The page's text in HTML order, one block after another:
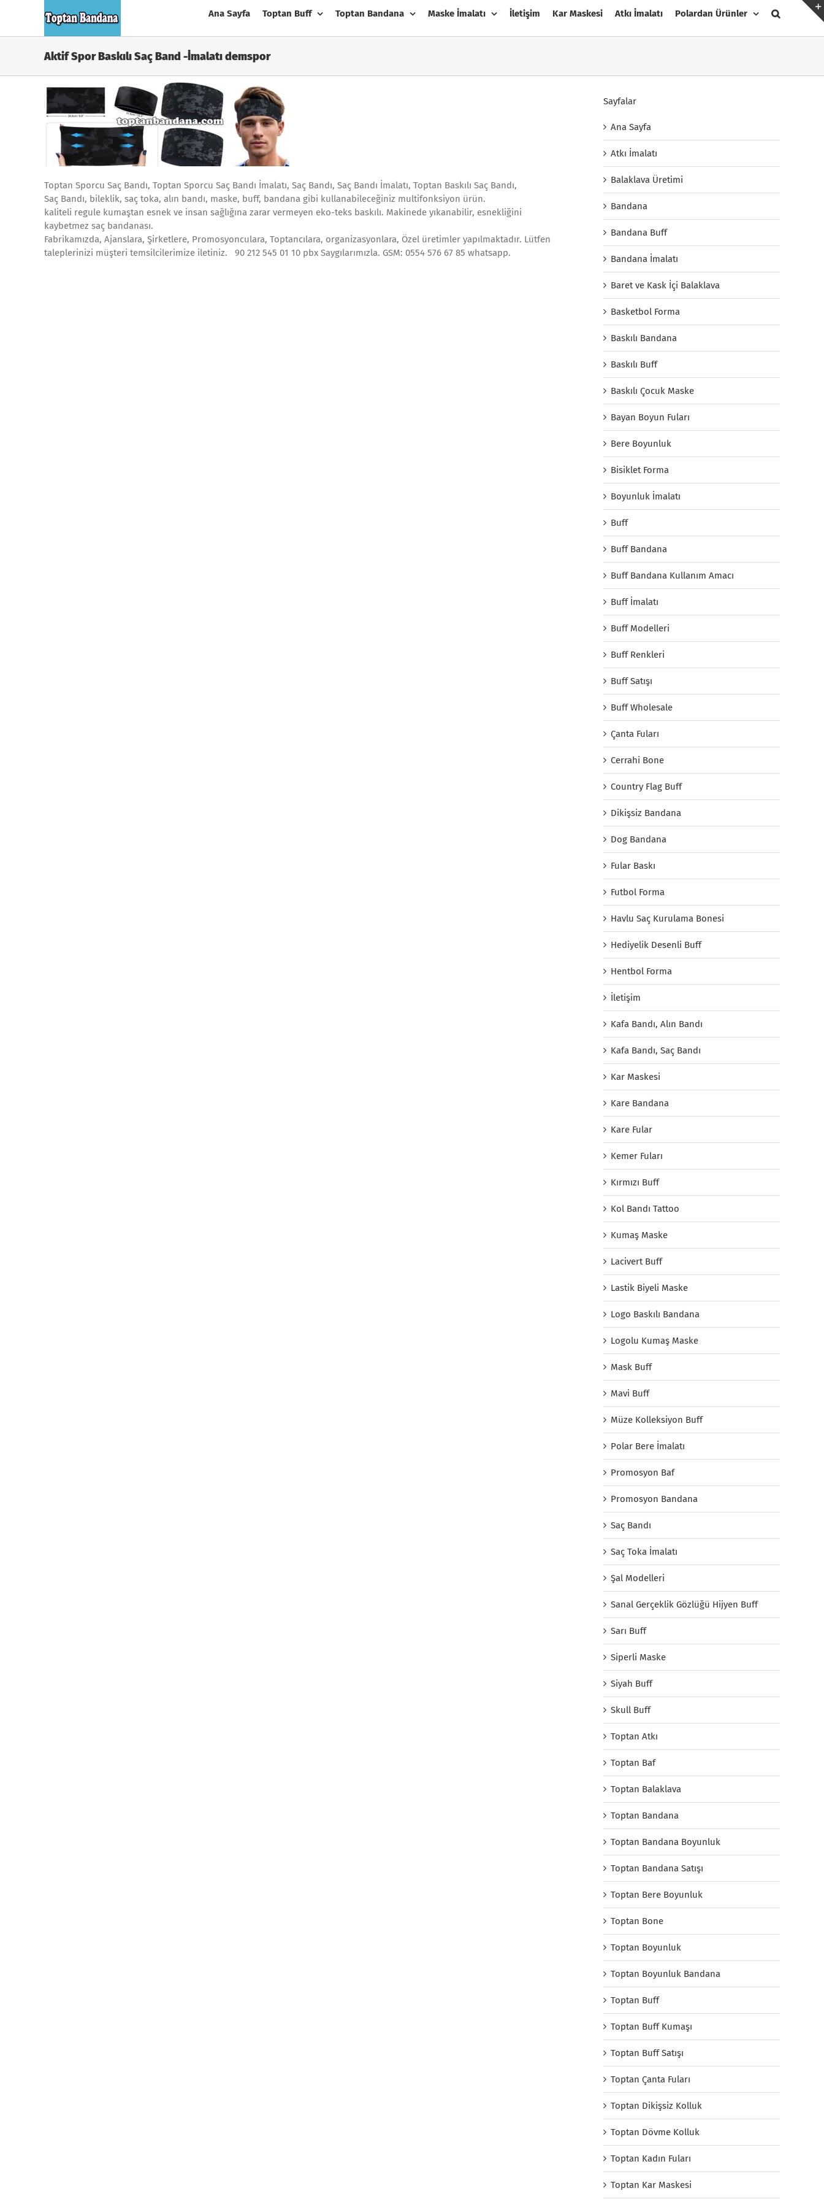
Ana Sayfa Toptan Buff Toptan Bandana Maske İmalatı İletişim Kar Maskesi Atkı İmalatı Polardan Ürünler
Aktif Spor Baskılı Saç Band -İmalatı demspor
Toptan Sporcu Saç Bandı, Toptan Sporcu Saç Bandı İmalatı, Saç Bandı, Saç Bandı İmalatı, Toptan Baskılı Saç Bandı,
Saç Bandı, bileklik, saç toka, alın bandı, maske, buff, bandana gibi kullanabileceğiniz multifonksiyon ürün.
kaliteli regule kumaştan esnek ve insan sağlığına zarar vermeyen eko-teks baskılı. Makinede yıkanabilir, esnekliğini
kaybetmez saç bandanası.
Fabrikamızda, Ajanslara, Şirketlere, Promosyonculara, Toptancılara, organizasyonlara, Özel üretimler yapılmaktadır. Lütfen
taleplerinizi müşteri temsilcilerimize iletiniz. 90 212 545 01 10 pbx Saygılarımızla. GSM: 0554 576 67 85 whatsapp.
Sayfalar
Ana Sayfa
Atkı İmalatı
Balaklava Üretimi
Bandana
Bandana Buff
Bandana İmalatı
Baret ve Kask İçi Balaklava
Basketbol Forma
Baskılı Bandana
Baskılı Buff
Baskılı Çocuk Maske
Bayan Boyun Fuları
Bere Boyunluk
Bisiklet Forma
Boyunluk İmalatı
Buff
Buff Bandana
Buff Bandana Kullanım Amacı
Buff İmalatı
Buff Modelleri
Buff Renkleri
Buff Satışı
Buff Wholesale
Çanta Fuları
Cerrahi Bone
Country Flag Buff
Dikişsiz Bandana
Dog Bandana
Fular Baskı
Futbol Forma
Havlu Saç Kurulama Bonesi
Hediyelik Desenli Buff
Hentbol Forma
İletişim
Kafa Bandı, Alın Bandı
Kafa Bandı, Saç Bandı
Kar Maskesi
Kare Bandana
Kare Fular
Kemer Fuları
Kırmızı Buff
Kol Bandı Tattoo
Kumaş Maske
Lacivert Buff
Lastik Biyeli Maske
Logo Baskılı Bandana
Logolu Kumaş Maske
Mask Buff
Mavi Buff
Müze Kolleksiyon Buff
Polar Bere İmalatı
Promosyon Baf
Promosyon Bandana
Saç Bandı
Saç Toka İmalatı
Şal Modelleri
Sanal Gerçeklik Gözlüğü Hijyen Buff
Sarı Buff
Siperli Maske
Siyah Buff
Skull Buff
Toptan Atkı
Toptan Baf
Toptan Balaklava
Toptan Bandana
Toptan Bandana Boyunluk
Toptan Bandana Satışı
Toptan Bere Boyunluk
Toptan Bone
Toptan Boyunluk
Toptan Boyunluk Bandana
Toptan Buff
Toptan Buff Kumaşı
Toptan Buff Satışı
Toptan Çanta Fuları
Toptan Dikişsiz Kolluk
Toptan Dövme Kolluk
Toptan Kadın Fuları
Toptan Kar Maskesi